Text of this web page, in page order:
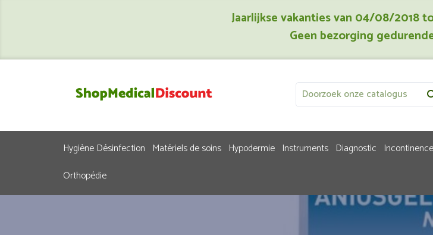
Jaarlijkse vakanties van 04/08/2018
Geen bezorging
Hygiène Désinfection Matériels de soins Hypodermie Instruments Diagnostic
Orthopédie